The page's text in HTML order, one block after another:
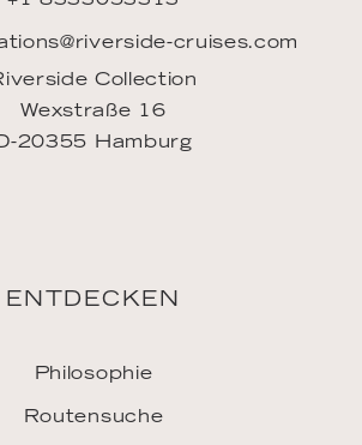
cruises.com
Collection
Wexstraße 16
20355 Hamburg
ENTDECKEN
Philosophie
Routensuche